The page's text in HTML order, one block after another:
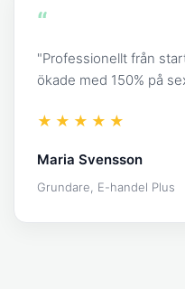
“
"Professionellt från
ökade med 150% på
★★★★★
Maria Svensson
Grundare, E-handel Plus